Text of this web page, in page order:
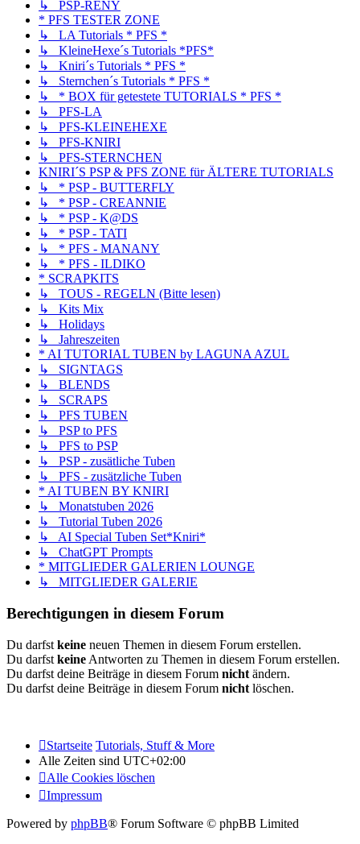
↳ PSP-RENY
* PFS TESTER ZONE
↳ LA Tutorials * PFS *
↳ KleineHexe´s Tutorials *PFS*
↳ Kniri´s Tutorials * PFS *
↳ Sternchen´s Tutorials * PFS *
↳ * BOX für getestete TUTORIALS * PFS *
↳ PFS-LA
↳ PFS-KLEINEHEXE
↳ PFS-KNIRI
↳ PFS-STERNCHEN
KNIRI´S PSP & PFS ZONE für ÄLTERE TUTORIALS
↳ * PSP - BUTTERFLY
↳ * PSP - CREANNIE
↳ * PSP - K@DS
↳ * PSP - TATI
↳ * PFS - MANANY
↳ * PFS - ILDIKO
* SCRAPKITS
↳ TOUS - REGELN (Bitte lesen)
↳ Kits Mix
↳ Holidays
↳ Jahreszeiten
* AI TUTORIAL TUBEN by LAGUNA AZUL
↳ SIGNTAGS
↳ BLENDS
↳ SCRAPS
↳ PFS TUBEN
↳ PSP to PFS
↳ PFS to PSP
↳ PSP - zusätliche Tuben
↳ PFS - zusätzliche Tuben
* AI TUBEN BY KNIRI
↳ Monatstuben 2026
↳ Tutorial Tuben 2026
↳ AI Special Tuben Set*Kniri*
↳ ChatGPT Prompts
* MITGLIEDER GALERIEN LOUNGE
↳ MITGLIEDER GALERIE
Berechtigungen in diesem Forum
Du darfst keine neuen Themen in diesem Forum erstellen.
Du darfst keine Antworten zu Themen in diesem Forum erstellen.
Du darfst deine Beiträge in diesem Forum nicht ändern.
Du darfst deine Beiträge in diesem Forum nicht löschen.
Startseite Tutorials, Stuff & More
Alle Zeiten sind UTC+02:00
Alle Cookies löschen
Impressum
Powered by phpBB® Forum Software © phpBB Limited